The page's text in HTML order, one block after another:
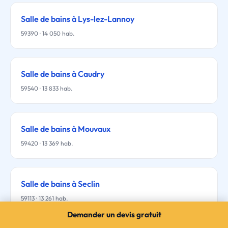
Salle de bains à Lys-lez-Lannoy
59390 · 14 050 hab.
Salle de bains à Caudry
59540 · 13 833 hab.
Salle de bains à Mouvaux
59420 · 13 369 hab.
Salle de bains à Seclin
59113 · 13 261 hab.
Demander un devis gratuit